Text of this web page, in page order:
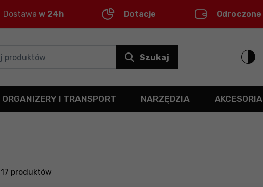
Dostawa w 24h Dotacje Odroczone
Szukaj
ORGANIZERY I TRANSPORT NARZĘDZIA AKCESORIA
17 produktów